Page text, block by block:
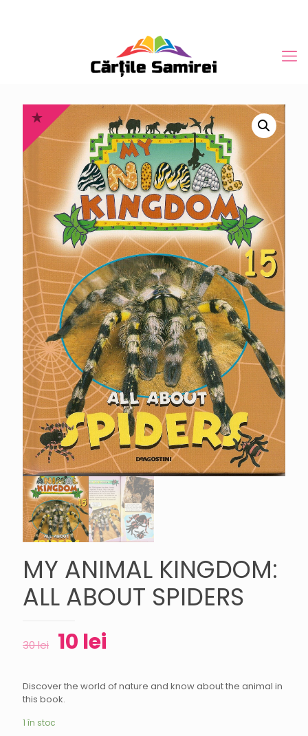
MY ANIMAL KINGDOM:
ALL ABOUT SPIDERS
30lei 10 lei
Discover the world of nature and know about the animal in
this book.
1 în stoc